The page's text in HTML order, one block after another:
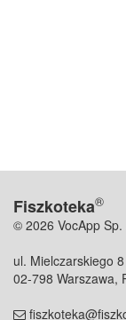
Fiszkoteka®
© 2026 VocApp Sp.
ul. Mielczarskiego
02-798 Warszawa,